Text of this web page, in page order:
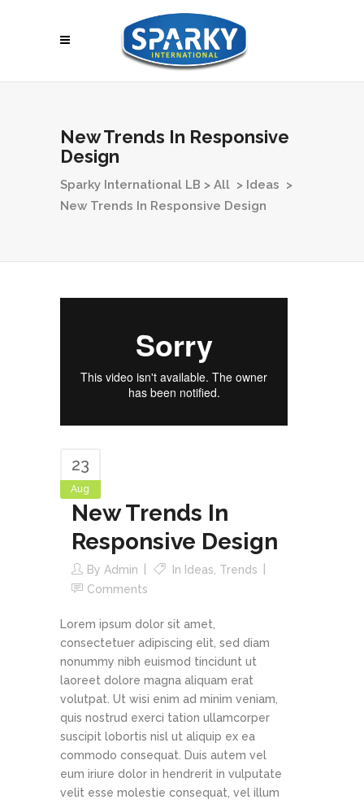
New Trends In Responsive
Design
Sparky International LB > All > Ideas >
New Trends In Responsive Design
23
Aug
New Trends In
Responsive Design
By Admin In Ideas, Trends
Comments
Lorem ipsum dolor sit amet,
consectetuer adipiscing elit, sed diam
nonummy nibh euismod tincidunt ut
laoreet dolore magna aliquam erat
volutpat. Ut wisi enim ad minim veniam,
quis nostrud exerci tation ullamcorper
suscipit lobortis nisl ut aliquip ex ea
commodo consequat. Duis autem vel
eum iriure dolor in hendrerit in vulputate
velit esse molestie consequat, vel illum